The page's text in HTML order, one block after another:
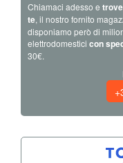
Chiamaci adesso e
te, il nostro fornito
disponiamo però di
elettrodomestici con
30€.